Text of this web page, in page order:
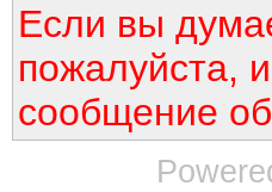
Если вы
пожалуйста,
сообщение